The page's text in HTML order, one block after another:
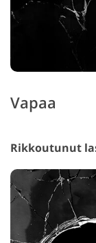
Vapaa
Rikkoutunut